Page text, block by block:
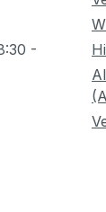
-